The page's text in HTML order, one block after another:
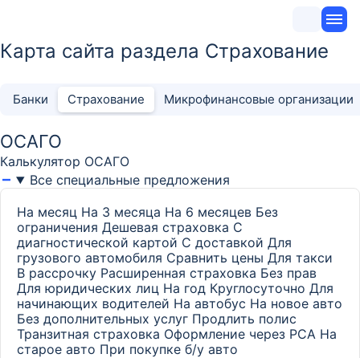
Карта сайта раздела Страхование
Банки Страхование Микрофинансовые организации
ОСАГО
Калькулятор ОСАГО
Все специальные предложения
На месяц На 3 месяца На 6 месяцев Без
ограничения Дешевая страховка С
диагностической картой С доставкой Для
грузового автомобиля Сравнить цены Для такси
В рассрочку Расширенная страховка Без прав
Для юридических лиц На год Круглосуточно Для
начинающих водителей На автобус На новое авто
Без дополнительных услуг Продлить полис
Транзитная страховка Оформление через РСА На
старое авто При покупке б/у авто